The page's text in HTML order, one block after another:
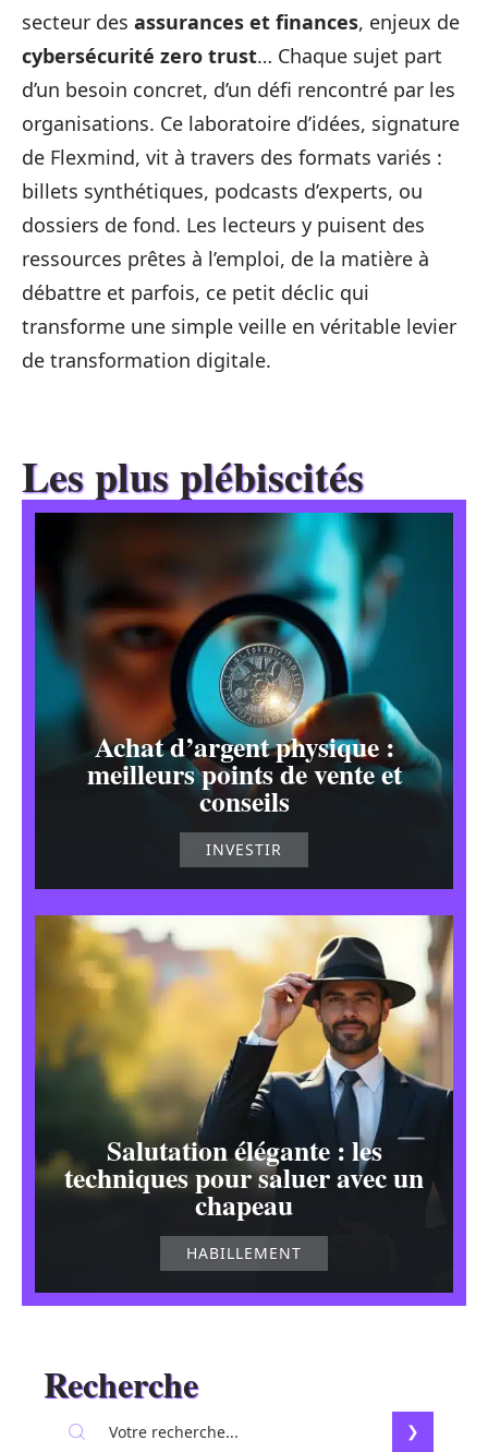
secteur des assurances et finances, enjeux de
cybersécurité zero trust… Chaque sujet part
d’un besoin concret, d’un défi rencontré par les
organisations. Ce laboratoire d’idées, signature
de Flexmind, vit à travers des formats variés :
billets synthétiques, podcasts d’experts, ou
dossiers de fond. Les lecteurs y puisent des
ressources prêtes à l’emploi, de la matière à
débattre et parfois, ce petit déclic qui
transforme une simple veille en véritable levier
de transformation digitale.
Les plus plébiscités
Achat d’argent physique :
meilleurs points de vente et
conseils
INVESTIR
Salutation élégante : les
techniques pour saluer avec un
chapeau
HABILLEMENT
Recherche